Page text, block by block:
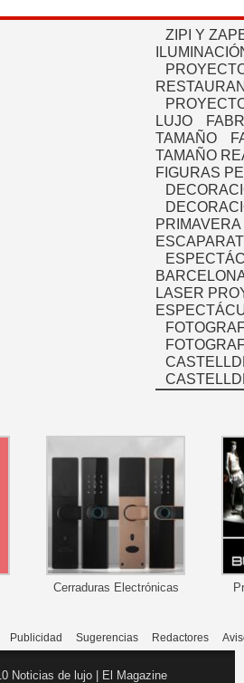
ZIPI Y
LUJO
TAMAÑO
TAMAÑO
FIGURAS
PRIMAVERA
LASER
Cerraduras Electrónicas
Publicidad Sugerencias Redactores
Noticias de lujo | El Magazine